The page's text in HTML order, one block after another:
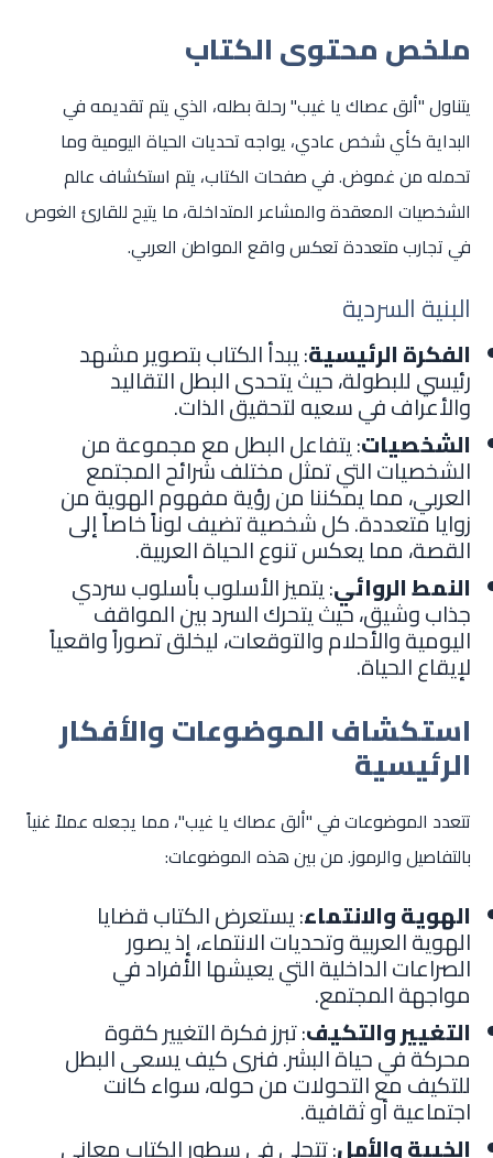
ملخص محتوى الكتاب
يتناول "ألق عصاك يا غيب" رحلة بطله، الذي يتم تقديمه في
البداية كأي شخص عادي، يواجه تحديات الحياة اليومية وما
تحمله من غموض. في صفحات الكتاب، يتم استكشاف عالم
الشخصيات المعقدة والمشاعر المتداخلة، ما يتيح للقارئ الغوص
في تجارب متعددة تعكس واقع المواطن العربي.
البنية السردية
الفكرة الرئيسية: يبدأ الكتاب بتصوير مشهد
رئيسي للبطولة، حيث يتحدى البطل التقاليد
والأعراف في سعيه لتحقيق الذات.
الشخصيات: يتفاعل البطل مع مجموعة من
الشخصيات التي تمثل مختلف شرائح المجتمع
العربي، مما يمكننا من رؤية مفهوم الهوية من
زوايا متعددة. كل شخصية تضيف لوناً خاصاً إلى
القصة، مما يعكس تنوع الحياة العربية.
النمط الروائي: يتميز الأسلوب بأسلوب سردي
جذاب وشيق، حيث يتحرك السرد بين المواقف
اليومية والأحلام والتوقعات، ليخلق تصوراً واقعياً
لإيقاع الحياة.
استكشاف الموضوعات والأفكار
الرئيسية
تتعدد الموضوعات في "ألق عصاك يا غيب"، مما يجعله عملاً غنياً
بالتفاصيل والرموز. من بين هذه الموضوعات:
الهوية والانتماء: يستعرض الكتاب قضايا
الهوية العربية وتحديات الانتماء، إذ يصور
الصراعات الداخلية التي يعيشها الأفراد في
مواجهة المجتمع.
التغيير والتكيف: تبرز فكرة التغيير كقوة
محركة في حياة البشر. فنرى كيف يسعى البطل
للتكيف مع التحولات من حوله، سواء كانت
اجتماعية أو ثقافية.
الخيبة والأمل: تتجلى في سطور الكتاب معاني